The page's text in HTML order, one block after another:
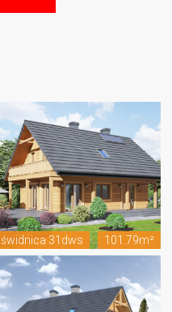
świdnica 31dws 101.79m²